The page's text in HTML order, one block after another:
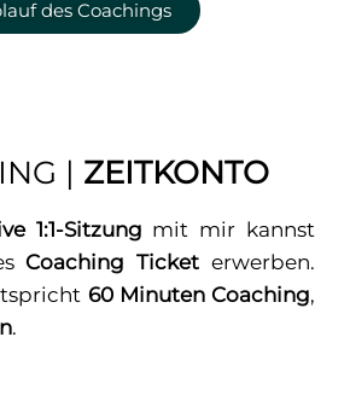
des Coachings
| ZEITKONTO
1:1-Sitzung mit mir kannst
Coaching Ticket erwerben.
60 Minuten Coaching,
.